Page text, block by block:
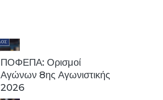
ΠΟΦΕΠΑ: Ορισμοί
Αγώνων 8ης Αγωνιστικής
2026